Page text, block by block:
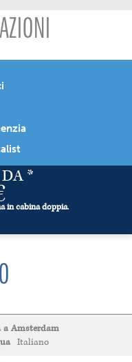
*
in cabina doppia.
a Amsterdam
Italiano